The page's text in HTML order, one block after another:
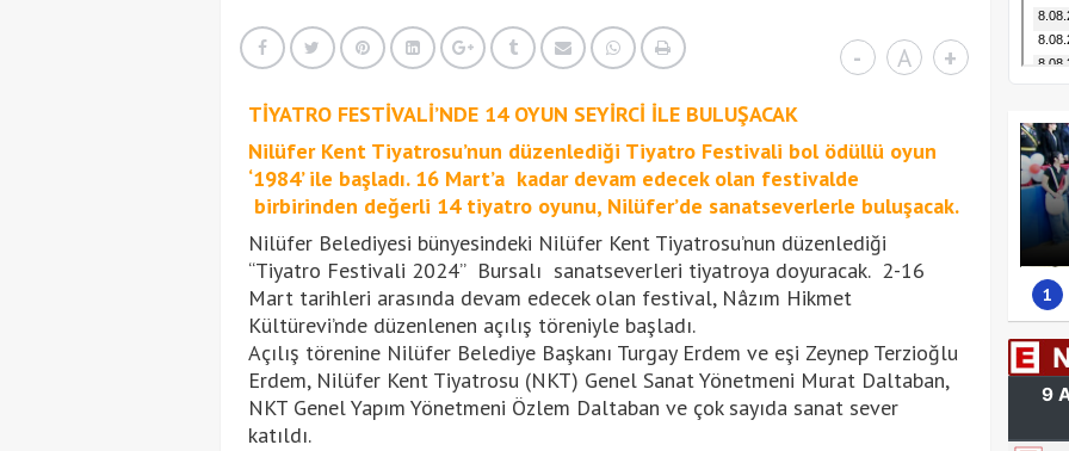
- A +
TİYATRO FESTİVALİ’NDE 14 OYUN SEYİRCİ İLE BULUŞACAK
Nilüfer Kent Tiyatrosu’nun düzenlediği Tiyatro Festivali bol ödüllü oyun
‘1984’ ile başladı. 16 Mart’a kadar devam edecek olan festivalde
birbirinden değerli 14 tiyatro oyunu, Nilüfer’de sanatseverlerle buluşacak.
Nilüfer Belediyesi bünyesindeki Nilüfer Kent Tiyatrosu’nun düzenlediği
“Tiyatro Festivali 2024” Bursalı sanatseverleri tiyatroya doyuracak. 2-16
Mart tarihleri arasında devam edecek olan festival, Nâzım Hikmet
Kültürevi’nde düzenlenen açılış töreniyle başladı.
Açılış törenine Nilüfer Belediye Başkanı Turgay Erdem ve eşi Zeynep Terzioğlu
Erdem, Nilüfer Kent Tiyatrosu (NKT) Genel Sanat Yönetmeni Murat Daltaban,
NKT Genel Yapım Yönetmeni Özlem Daltaban ve çok sayıda sanat sever
katıldı.
1